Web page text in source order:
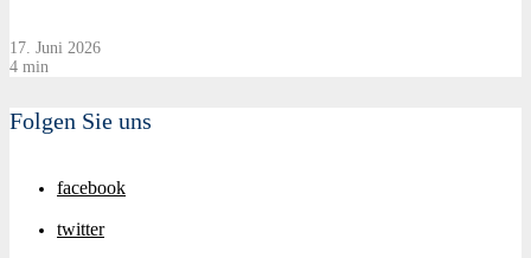
17. Juni 2026
4 min
Folgen Sie uns
facebook
twitter